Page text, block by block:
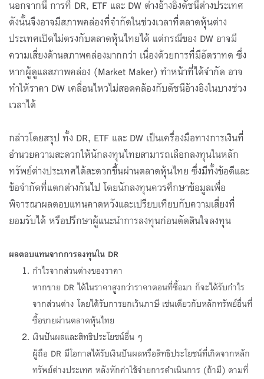
นอกจากนี้ การที่ DR, ETF และ DW ต่างอ้างอิงดัชนีต่างประเทศ
ดังนั้นจึงอาจมีสภาพคล่องที่จำกัดในช่วงเวลาที่ตลาดหุ้นต่าง
ประเทศเปิดไม่ตรงกับตลาดหุ้นไทยได้ แต่กรณีของ DW อาจมี
ความเสี่ยงด้านสภาพคล่องมากกว่า เนื่องด้วยการที่มีอัตราทด ซึ่ง
หากผู้ดูแลสภาพคล่อง (Market Maker) ทำหน้าที่ได้จำกัด อาจ
ทำให้ราคา DW เคลื่อนไหวไม่สอดคล้องกับดัชนีอ้างอิงในบางช่วง
เวลาได้
กล่าวโดยสรุป ทั้ง DR, ETF และ DW เป็นเครื่องมือทางการเงินที่
อำนวยความสะดวกให้นักลงทุนไทยสามารถเลือกลงทุนในหลัก
ทรัพย์ต่างประเทศได้สะดวกขึ้นผ่านตลาดหุ้นไทย ซึ่งมีทั้งข้อดีและ
ข้อจำกัดที่แตกต่างกันไป โดยนักลงทุนควรศึกษาข้อมูลเพื่อ
พิจารณาผลตอบแทนคาดหวังและเปรียบเทียบกับความเสี่ยงที่
ยอมรับได้ หรือปรึกษาผู้แนะนำการลงทุนก่อนตัดสินใจลงทุน
ผลตอบแทนจากการลงทุนใน DR
กำไรจากส่วนต่างของราคา
หากขาย DR ได้ในราคาสูงกว่าราคาตอนที่ซื้อมา ก็จะได้รับกำไร
จากส่วนต่าง โดยได้รับการยกเว้นภาษี เช่นเดียวกับหลักทรัพย์อื่นที่
ซื้อขายผ่านตลาดหุ้นไทย
เงินปันผลและสิทธิประโยชน์อื่น ๆ
ผู้ถือ DR มีโอกาสได้รับเงินปันผลหรือสิทธิประโยชน์ที่เกิดจากหลัก
ทรัพย์ต่างประเทศ หลังหักค่าใช้จ่ายการดำเนินการ (ถ้ามี) ตามที่